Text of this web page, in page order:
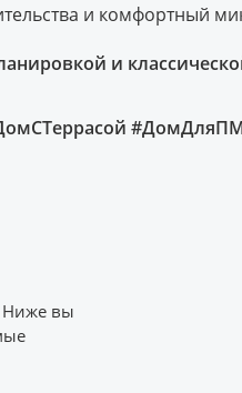
и комфортный
и
Ниже вы